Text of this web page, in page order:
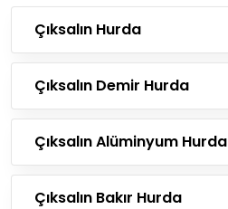
Çıksalın Hurda
Çıksalın Demir Hurda
Çıksalın Alüminyum Hurda
Çıksalın Bakır Hurda